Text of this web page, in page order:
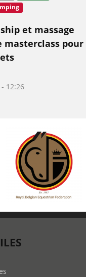
et massage
masterclass pour
12:26